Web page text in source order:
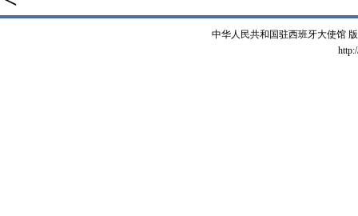
中华人民共和国驻西班牙大使馆